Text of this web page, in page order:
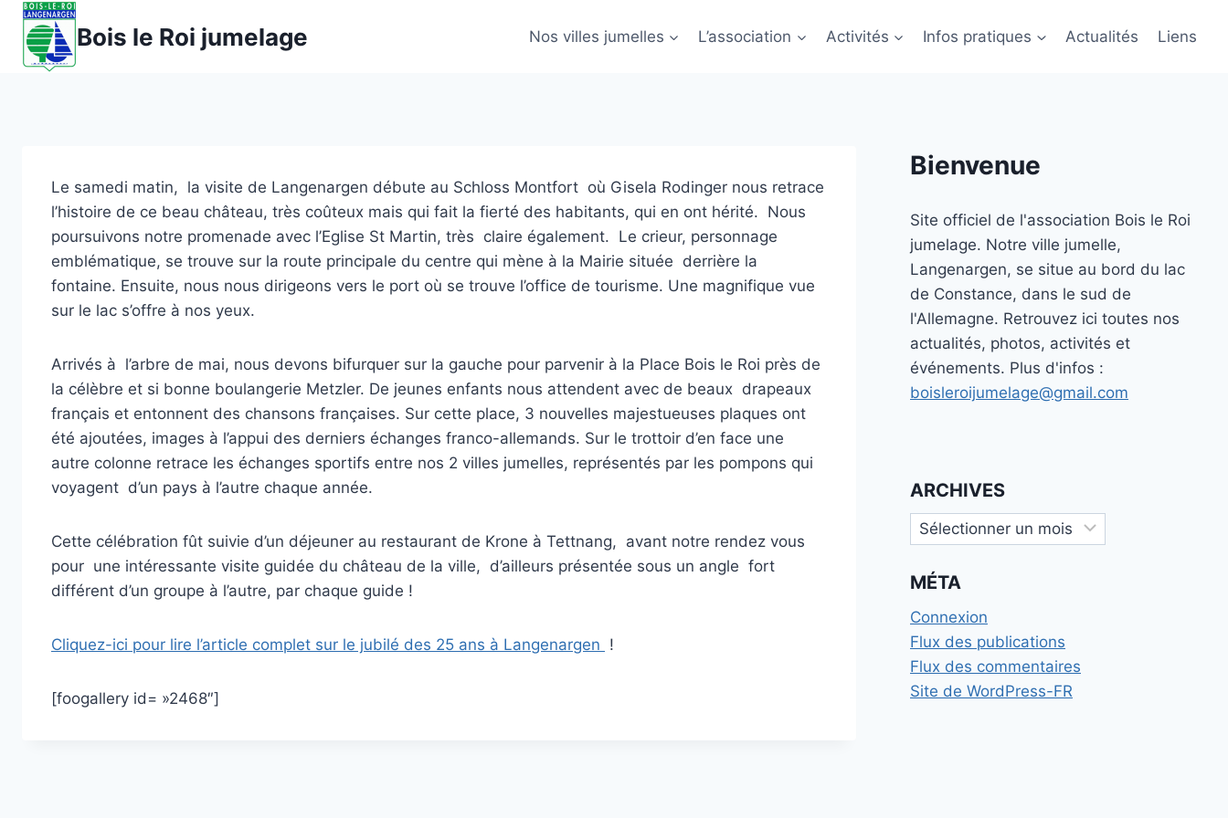
Aller
contenu
Bois le Roi jumelage Nos villes jumelles L’association Activités Infos pratiques Actualités Liens
Le samedi matin, la visite de Langenargen débute au Schloss Montfort où Gisela Rodinger nous retrace
l’histoire de ce beau château, très coûteux mais qui fait la fierté des habitants, qui en ont hérité. Nous
poursuivons notre promenade avec l’Eglise St Martin, très claire également. Le crieur, personnage
emblématique, se trouve sur la route principale du centre qui mène à la Mairie située derrière la
fontaine. Ensuite, nous nous dirigeons vers le port où se trouve l’office de tourisme. Une magnifique vue
sur le lac s’offre à nos yeux.
Arrivés à l’arbre de mai, nous devons bifurquer sur la gauche pour parvenir à la Place Bois le Roi près de
la célèbre et si bonne boulangerie Metzler. De jeunes enfants nous attendent avec de beaux drapeaux
français et entonnent des chansons françaises. Sur cette place, 3 nouvelles majestueuses plaques ont
été ajoutées, images à l’appui des derniers échanges franco-allemands. Sur le trottoir d’en face une
autre colonne retrace les échanges sportifs entre nos 2 villes jumelles, représentés par les pompons qui
voyagent d’un pays à l’autre chaque année.
Cette célébration fût suivie d’un déjeuner au restaurant de Krone à Tettnang, avant notre rendez vous
pour une intéressante visite guidée du château de la ville, d’ailleurs présentée sous un angle fort
différent d’un groupe à l’autre, par chaque guide !
Cliquez-ici pour lire l’article complet sur le jubilé des 25 ans à Langenargen !
[foogallery id= »2468″]
Bienvenue
Site officiel de l'association Bois le Roi
jumelage. Notre ville jumelle,
Langenargen, se situe au bord du lac
de Constance, dans le sud de
l'Allemagne. Retrouvez ici toutes nos
actualités, photos, activités et
événements. Plus d'infos :
boisleroijumelage@gmail.com
ARCHIVES
Archives
MÉTA
Connexion
Flux des publications
Flux des commentaires
Site de WordPress-FR